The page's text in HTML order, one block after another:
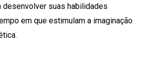
suas habilidades
em que estimulam a imaginação